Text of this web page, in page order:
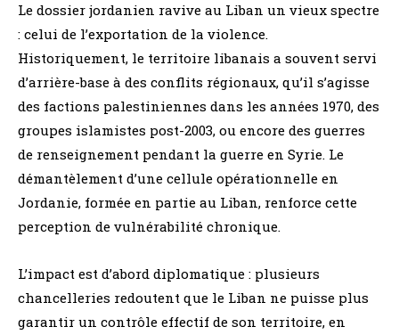
Le dossier jordanien ravive au Liban un vieux spectre
: celui de l’exportation de la violence.
Historiquement, le territoire libanais a souvent servi
d’arrière-base à des conflits régionaux, qu’il s’agisse
des factions palestiniennes dans les années 1970, des
groupes islamistes post-2003, ou encore des guerres
de renseignement pendant la guerre en Syrie. Le
démantèlement d’une cellule opérationnelle en
Jordanie, formée en partie au Liban, renforce cette
perception de vulnérabilité chronique.
L’impact est d’abord diplomatique : plusieurs
chancelleries redoutent que le Liban ne puisse plus
garantir un contrôle effectif de son territoire, en